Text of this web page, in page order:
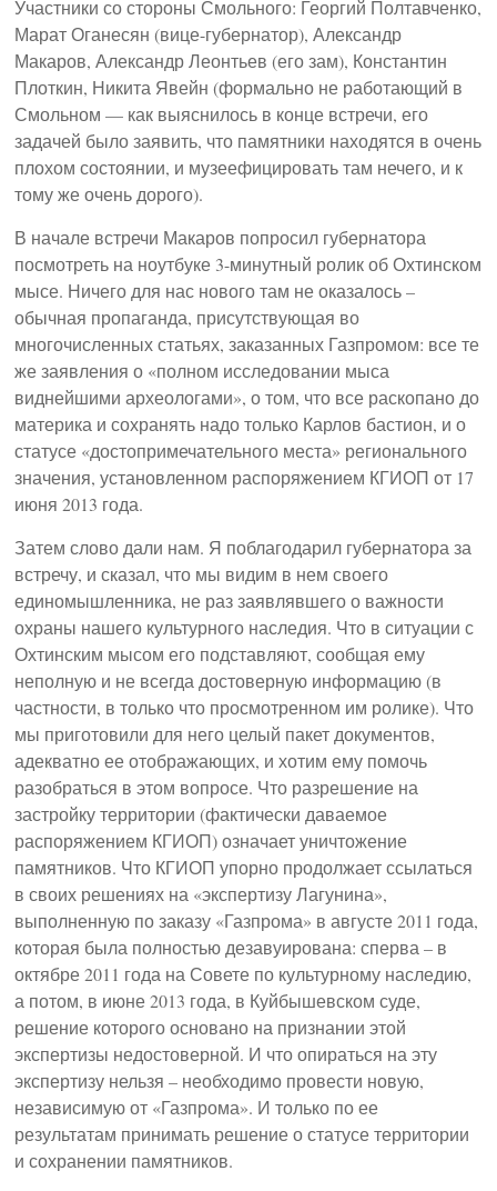
Участники со стороны Смольного: Георгий Полтавченко,
Марат Оганесян (вице-губернатор), Александр
Макаров, Александр Леонтьев (его зам), Константин
Плоткин, Никита Явейн (формально не работающий в
Смольном — как выяснилось в конце встречи, его
задачей было заявить, что памятники находятся в очень
плохом состоянии, и музеефицировать там нечего, и к
тому же очень дорого).
В начале встречи Макаров попросил губернатора
посмотреть на ноутбуке 3-минутный ролик об Охтинском
мысе. Ничего для нас нового там не оказалось –
обычная пропаганда, присутствующая во
многочисленных статьях, заказанных Газпромом: все те
же заявления о «полном исследовании мыса
виднейшими археологами», о том, что все раскопано до
материка и сохранять надо только Карлов бастион, и о
статусе «достопримечательного места» регионального
значения, установленном распоряжением КГИОП от 17
июня 2013 года.
Затем слово дали нам. Я поблагодарил губернатора за
встречу, и сказал, что мы видим в нем своего
единомышленника, не раз заявлявшего о важности
охраны нашего культурного наследия. Что в ситуации с
Охтинским мысом его подставляют, сообщая ему
неполную и не всегда достоверную информацию (в
частности, в только что просмотренном им ролике). Что
мы приготовили для него целый пакет документов,
адекватно ее отображающих, и хотим ему помочь
разобраться в этом вопросе. Что разрешение на
застройку территории (фактически даваемое
распоряжением КГИОП) означает уничтожение
памятников. Что КГИОП упорно продолжает ссылаться
в своих решениях на «экспертизу Лагунина»,
выполненную по заказу «Газпрома» в августе 2011 года,
которая была полностью дезавуирована: сперва – в
октябре 2011 года на Совете по культурному наследию,
а потом, в июне 2013 года, в Куйбышевском суде,
решение которого основано на признании этой
экспертизы недостоверной. И что опираться на эту
экспертизу нельзя – необходимо провести новую,
независимую от «Газпрома». И только по ее
результатам принимать решение о статусе территории
и сохранении памятников.